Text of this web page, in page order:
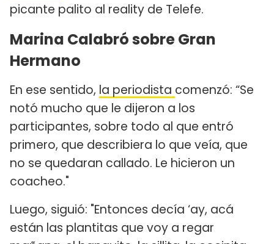
picante palito al reality de Telefe.
Marina Calabró sobre Gran
Hermano
En ese sentido, la periodista comenzó: “Se
notó mucho que le dijeron a los
participantes, sobre todo al que entró
primero, que describiera lo que veía, que
no se quedaran callado. Le hicieron un
coacheo."
Luego, siguió: "Entonces decía ‘ay, acá
están las plantitas que voy a regar